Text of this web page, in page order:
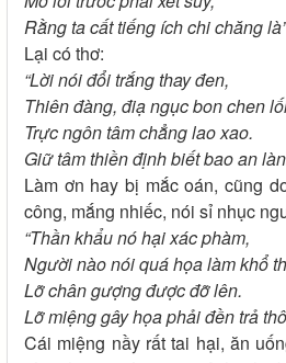
Rằng ta cất tiếng ích chi chăng
Lại có thơ:
“Lời nói đổi trắng thay đen,
Thiên đàng, điạ ngục bon chen
Trực ngôn tâm chẳng lao xao.
Giữ tâm thiền định biết bao an
Làm ơn hay bị mắc oán, cũng
công, mắng nhiếc, nói sỉ nhục
“Thần khẩu nó hại xác phàm,
Người nào nói quá họa làm khổ
Lỡ chân gượng được đỡ lên.
Lỡ miệng gây họa phải đền trả
Cái miệng nầy rất tai hại, ăn